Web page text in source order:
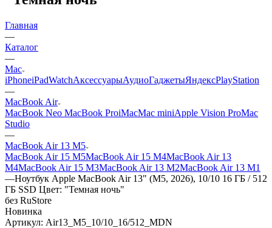
Главная
—
Каталог
—
Mac
iPhoneiPadWatchАксессуарыАудиоГаджетыЯндексPlayStation
—
MacBook Air
MacBook Neo MacBook ProiMacMac miniApple Vision ProMac
Studio
—
MacBook Air 13 M5
MacBook Air 15 M5MacBook Air 15 M4MacBook Air 13
M4MacBook Air 15 M3MacBook Air 13 M2MacBook Air 13 M1
—Ноутбук Apple MacBook Air 13" (M5, 2026), 10/10 16 ГБ / 512
ГБ SSD Цвет: "Темная ночь"
без RuStore
Новинка
Артикул: Air13_M5_10/10_16/512_MDN